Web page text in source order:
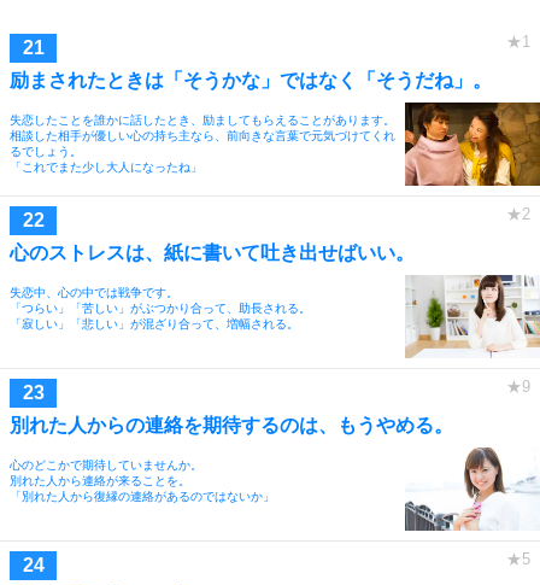
励まされたときは「そうかな」ではなく「そうだね」。
失恋したことを誰かに話したとき、励ましてもらえることがあります。
相談した相手が優しい心の持ち主なら、前向きな言葉で元気づけてくれ
るでしょう。
「これでまた少し大人になったね」
心のストレスは、紙に書いて吐き出せばいい。
失恋中、心の中では戦争です。
「つらい」「苦しい」がぶつかり合って、助長される。
「寂しい」「悲しい」が混ざり合って、増幅される。
別れた人からの連絡を期待するのは、もうやめる。
心のどこかで期待していませんか。
別れた人から連絡が来ることを。
「別れた人から復縁の連絡があるのではないか」